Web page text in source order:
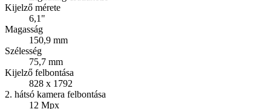
Kijelző mérete
6,1"
Magasság
150,9 mm
Szélesség
75,7 mm
Kijelző felbontása
828 x 1792
2. hátsó kamera felbontása
12 Mpx